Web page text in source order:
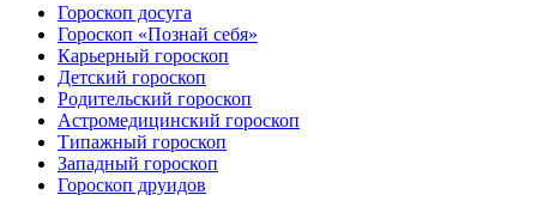
Гороскоп досуга
Гороскоп «Познай себя»
Карьерный гороскоп
Детский гороскоп
Родительский гороскоп
Астромедицинский гороскоп
Типажный гороскоп
Западный гороскоп
Гороскоп друидов